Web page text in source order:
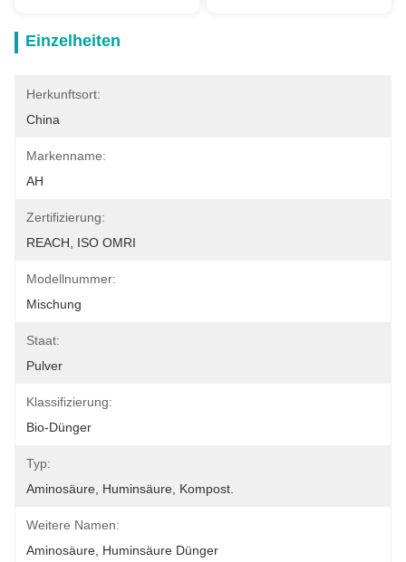
Einzelheiten
Herkunftsort:
China
Markenname:
AH
Zertifizierung:
REACH, ISO OMRI
Modellnummer:
Mischung
Staat:
Pulver
Klassifizierung:
Bio-Dünger
Typ:
Aminosäure, Huminsäure, Kompost.
Weitere Namen:
Aminosäure, Huminsäure Dünger